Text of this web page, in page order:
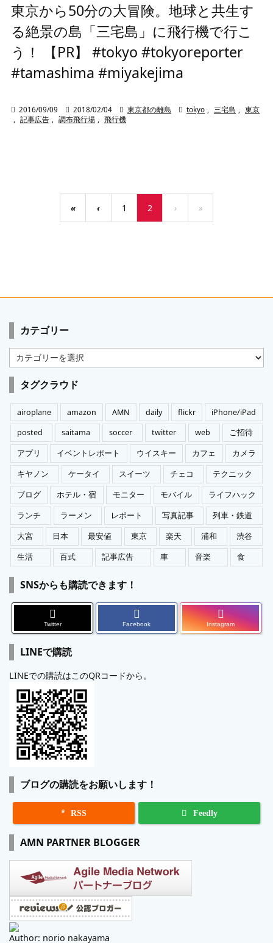
東京から50分の大冒険。地球と共生す
る絶景の島「三宅島」に飛行機で行こ
う！ 【PR】 #tokyo #tokyoreporter
#tamashima #miyakejima
 2016/09/09  2018/02/04  東京都の離島  tokyo , 三宅島 , 東京
, 記事広告 , 調布飛行場 , 飛行機
« ‹ 1 2 › »
カテゴリー
カ
テ
ゴ
リ
ー
タグクラウド
airoplane amazon AMN daily flickr
iPhone/iPad
posted
saitama soccer twitter web
ご招待
アプリ
イベントレポート ウイスキー カフェ
カメラ
キヤノン
ケータイ スイーツ チェコ
テクニック
ブログ
ホテル・宿 モニター モバイル
ライフハック
ランチ
ラーメン レポート 写真記事
列車・鉄道
大宮
日本 最安値 東京 楽天 浦和
渋谷
生活
百式 記事広告 車 音楽 食
SNSからも購読できます！
Twitter Facebook Instagram
LINEで購読
LINEでの購読はこのQRコードから。
ブログの購読をお願いします！
 RSS Feedly
AMN PARTNER BLOGGER
Author: norio nakayama